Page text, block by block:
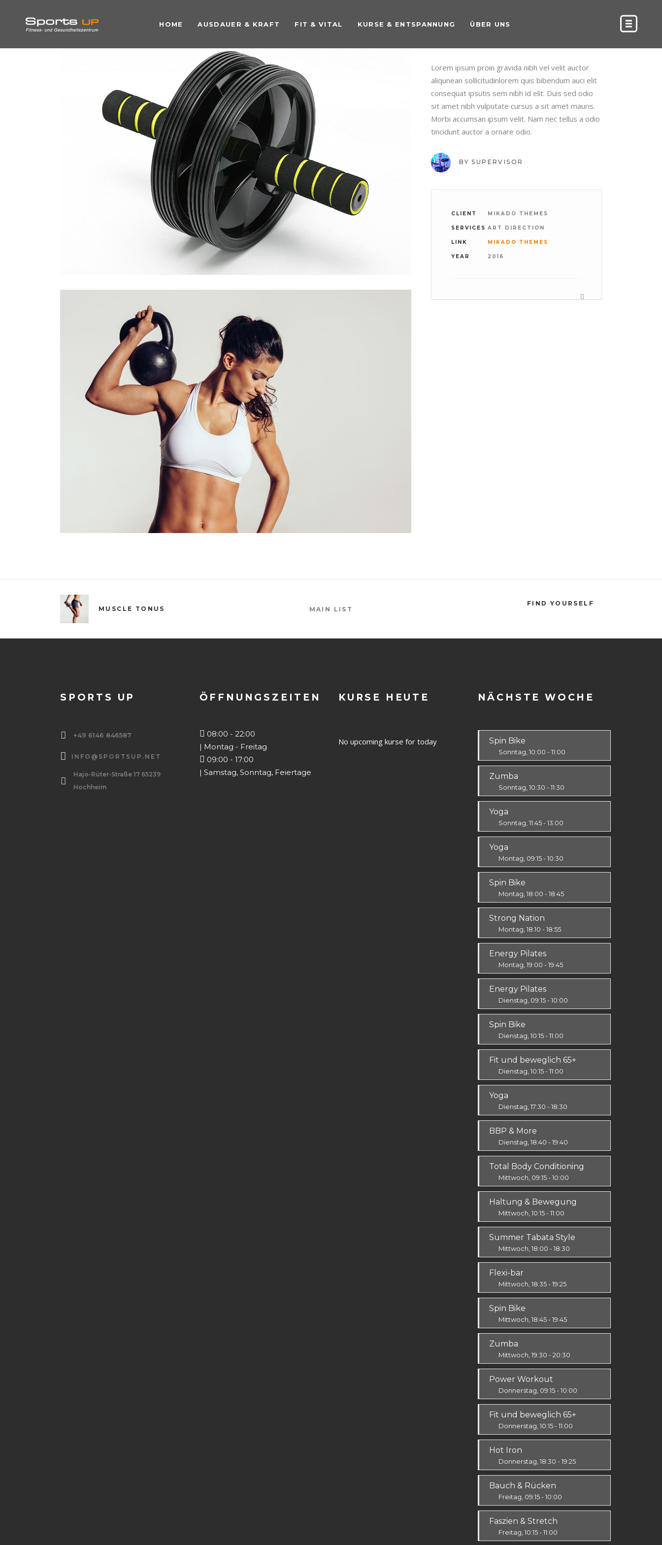
HOME AUSDAUER & KRAFT FIT & VITAL KURSE & ENTSPANNUNG ÜBER UNS
Lorem ipsum proin gravida nibh vel velit auctor
aliqunean sollicitudinlorem quis bibendum auci elit
consequat ipsutis sem nibh id elit. Duis sed odio
sit amet nibh vulputate cursus a sit amet mauris.
Morbi accumsan ipsum velit. Nam nec tellus a odio
tincidunt auctor a ornare odio.
BY SUPERVISOR
CLIENT MIKADO THEMES
SERVICES ART DIRECTION
LINK MIKADO THEMES
YEAR 2016
MUSCLE TONUS MAIN LIST
FIND YOURSELF
SPORTS UP
+49 6146 846587
INFO@SPORTSUP.NET
Hajo-Rüter-Straße 17 65239
Hochheim
ÖFFNUNGSZEITEN
08:00 - 22:00
| Montag - Freitag
09:00 - 17:00
| Samstag, Sonntag, Feiertage
KURSE HEUTE
No upcoming kurse for today
NÄCHSTE WOCHE
Spin Bike
Sonntag, 10:00 - 11:00
Alle
Zumba
Sonntag, 10:30 - 11:30
Ausdauer & Kraft
Alle
Yoga
Sonntag, 11:45 - 13:00
Körper & Geist
Alle
Yoga
Montag, 09:15 - 10:30
Körper & Geist
Alle
Spin Bike
Montag, 18:00 - 18:45
Alle
Strong Nation
Montag, 18:10 - 18:55
Ausdauer & Kraft
Mittel / Fortgeschritten
Energy Pilates
Montag, 19:00 - 19:45
Körper & Geist
Alle
Energy Pilates
Dienstag, 09:15 - 10:00
Körper & Geist
Alle
Spin Bike
Dienstag, 10:15 - 11:00
Alle
Fit und beweglich 65+
Dienstag, 10:15 - 11:00
Fit & Vital
Alle
Yoga
Dienstag, 17:30 - 18:30
Körper & Geist
Alle
BBP & More
Dienstag, 18:40 - 19:40
Ausdauer & Kraft
Alle
Total Body Conditioning
Mittwoch, 09:15 - 10:00
Fit & Vital
Alle
Haltung & Bewegung
Mittwoch, 10:15 - 11:00
Fit & Vital
Prävention
Summer Tabata Style
Mittwoch, 18:00 - 18:30
Fit & Vital
Mittel / Fortgeschritten
Flexi-bar
Mittwoch, 18:35 - 19:25
Ausdauer & Kraft
Alle
Spin Bike
Mittwoch, 18:45 - 19:45
Alle
Zumba
Mittwoch, 19:30 - 20:30
Ausdauer & Kraft
Alle
Power Workout
Donnerstag, 09:15 - 10:00
Fit & Vital
Mittelstufe
Fit und beweglich 65+
Donnerstag, 10:15 - 11:00
Fit & Vital
Alle
Hot Iron
Donnerstag, 18:30 - 19:25
Ausdauer & Kraft
Mittelstufe
Bauch & Rücken
Freitag, 09:15 - 10:00
Fit & Vital
Alle
Faszien & Stretch
Freitag, 10:15 - 11:00